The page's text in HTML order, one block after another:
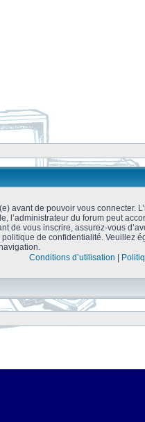
avant de pouvoir vous connecter.
l’administrateur du forum peut
de vous inscrire, assurez-vous
politique de confidentialité. Veuillez
Conditions d’utilisation